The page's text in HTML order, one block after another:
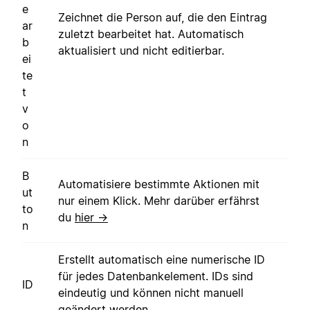
e
ar
b
ei
te
t
v
o
n
Zeichnet die Person auf, die den Eintrag
zuletzt bearbeitet hat. Automatisch
aktualisiert und nicht editierbar.
B
ut
to
n
Automatisiere bestimmte Aktionen mit
nur einem Klick. Mehr darüber erfährst
du hier →
ID
Erstellt automatisch eine numerische ID
für jedes Datenbankelement. IDs sind
eindeutig und können nicht manuell